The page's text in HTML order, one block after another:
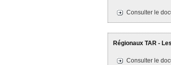
Consulter le
Régionaux TAR -
Consulter le